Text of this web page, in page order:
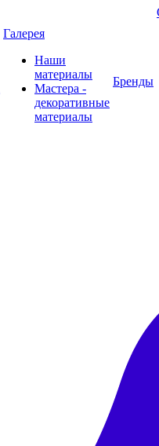
Галерея
Наши
материалы
Мастера -
декоративные
материалы
Бренды